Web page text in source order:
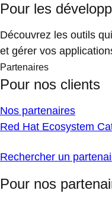
Pour les
Découvrez les outils
et gérer vos
Partenaires
Pour nos clients
Nos partenaires
Red Hat Ecosystem
Rechercher un
Pour nos